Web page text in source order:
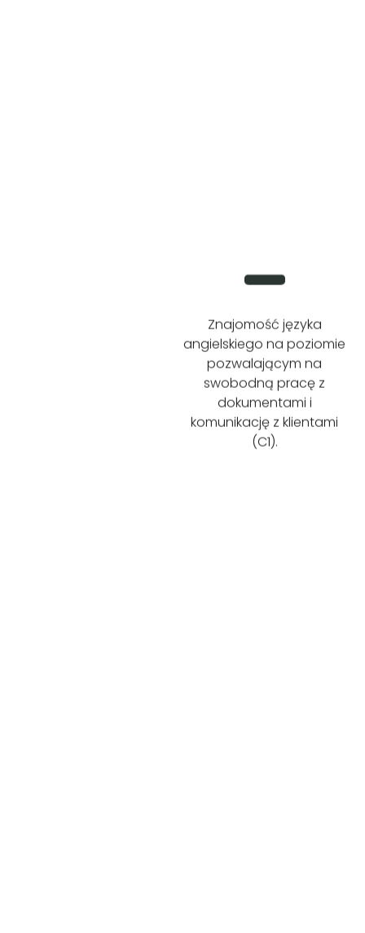
Znajomość języka
angielskiego na poziomie
pozwalającym na
swobodną pracę z
dokumentami i
komunikację z klientami
(C1).